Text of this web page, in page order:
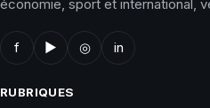
économie, sport et international,
f ▶ ◎ in
RUBRIQUES